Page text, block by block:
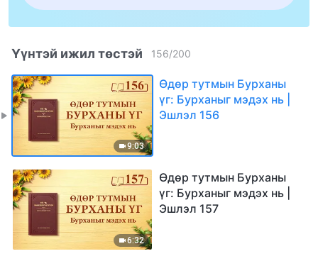
Үүнтэй ижил төстэй 156/200
9:03
Өдөр тутмын Бурханы
үг: Бурханыг мэдэх нь |
Эшлэл 156
6:32
Өдөр тутмын Бурханы
үг: Бурханыг мэдэх нь |
Эшлэл 157